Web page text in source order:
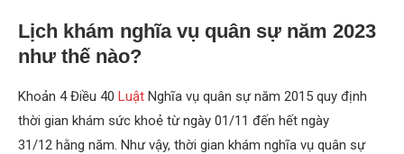
Lịch khám nghĩa vụ quân sự năm 2023
như thế nào?
Khoản 4 Điều 40 Luật Nghĩa vụ quân sự năm 2015 quy định
thời gian khám sức khoẻ từ ngày 01/11 đến hết ngày
31/12 hằng năm. Như vậy, thời gian khám nghĩa vụ quân sự